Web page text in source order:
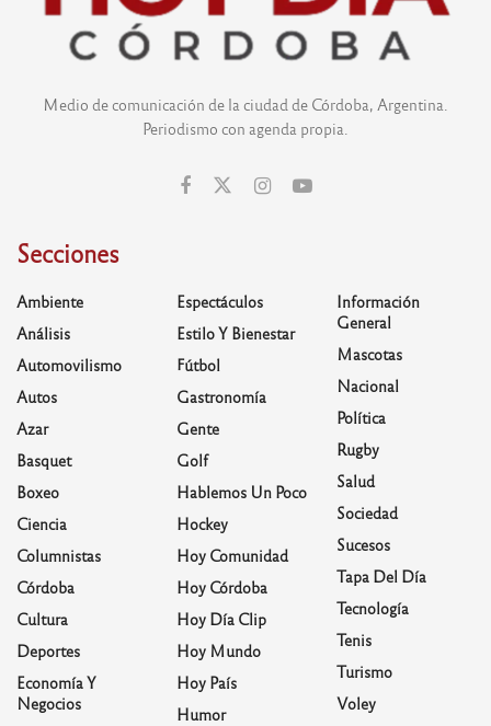
Medio de comunicación de la ciudad de Córdoba, Argentina.
Periodismo con agenda propia.
Secciones
Ambiente
Análisis
Automovilismo
Autos
Azar
Basquet
Boxeo
Ciencia
Columnistas
Córdoba
Cultura
Deportes
Economía Y
Negocios
Espectáculos
Estilo Y Bienestar
Fútbol
Gastronomía
Gente
Golf
Hablemos Un Poco
Hockey
Hoy Comunidad
Hoy Córdoba
Hoy Día Clip
Hoy Mundo
Hoy País
Humor
Información
General
Mascotas
Nacional
Política
Rugby
Salud
Sociedad
Sucesos
Tapa Del Día
Tecnología
Tenis
Turismo
Voley